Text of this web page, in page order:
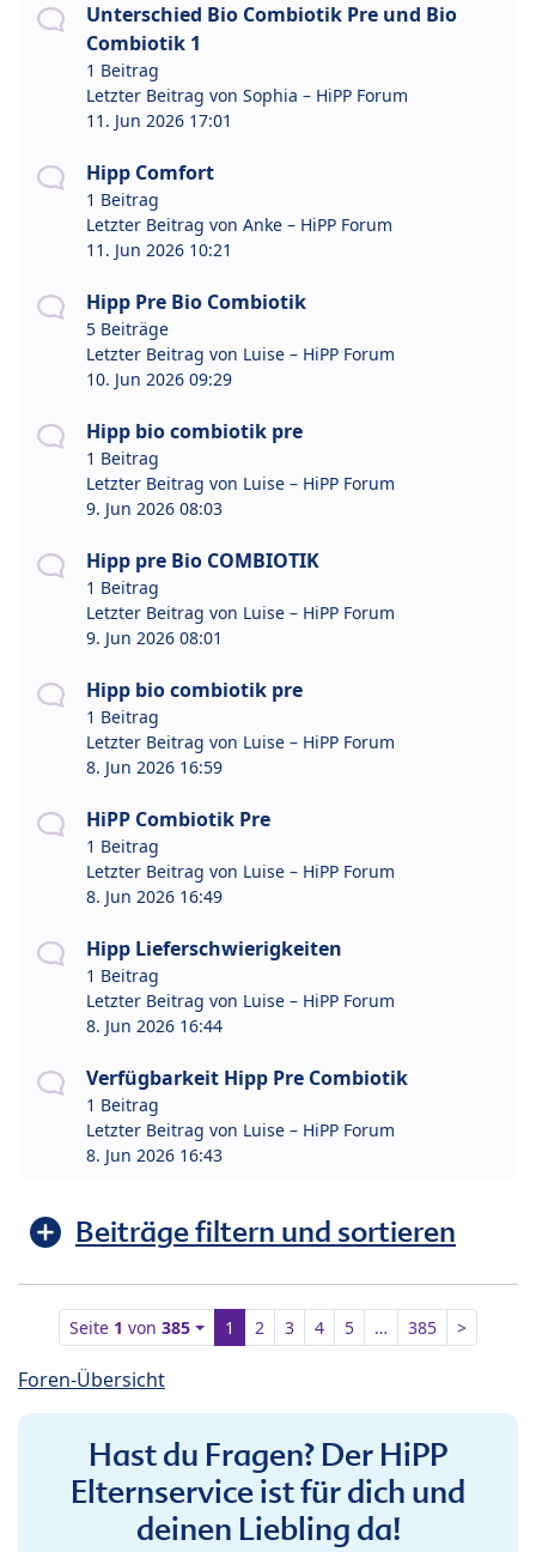
Unterschied Bio Combiotik Pre und Bio
Combiotik 1
1 Beitrag
Letzter Beitrag von Sophia – HiPP Forum
11. Jun 2026 17:01
Hipp Comfort
1 Beitrag
Letzter Beitrag von Anke – HiPP Forum
11. Jun 2026 10:21
Hipp Pre Bio Combiotik
5 Beiträge
Letzter Beitrag von Luise – HiPP Forum
10. Jun 2026 09:29
Hipp bio combiotik pre
1 Beitrag
Letzter Beitrag von Luise – HiPP Forum
9. Jun 2026 08:03
Hipp pre Bio COMBIOTIK
1 Beitrag
Letzter Beitrag von Luise – HiPP Forum
9. Jun 2026 08:01
Hipp bio combiotik pre
1 Beitrag
Letzter Beitrag von Luise – HiPP Forum
8. Jun 2026 16:59
HiPP Combiotik Pre
1 Beitrag
Letzter Beitrag von Luise – HiPP Forum
8. Jun 2026 16:49
Hipp Lieferschwierigkeiten
1 Beitrag
Letzter Beitrag von Luise – HiPP Forum
8. Jun 2026 16:44
Verfügbarkeit Hipp Pre Combiotik
1 Beitrag
Letzter Beitrag von Luise – HiPP Forum
8. Jun 2026 16:43
Beiträge filtern und sortieren
Seite 1 von385 1 2 3 4 5 … 385 >
Foren-Übersicht
Hast du Fragen? Der HiPP
Elternservice ist für dich und
deinen Liebling da!